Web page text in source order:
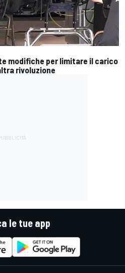
modifiche per limitare il carico
rivoluzione
le tue app